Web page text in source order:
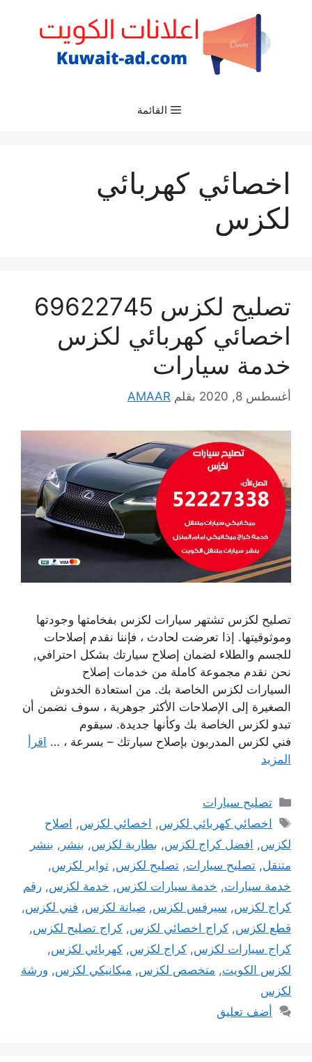
القائمة
اخصائي كهربائي
لكزس
تصليح لكزس 69622745
اخصائي كهربائي لكزس
خدمة سيارات
أغسطس 8, 2020 بقلم AMAAR
تصليح لكزس تشتهر سيارات لكزس بفخامتها وجودتها
وموثوقيتها. إذا تعرضت لحادث ، فإننا نقدم إصلاحات
للجسم والطلاء لضمان إصلاح سيارتك بشكل احترافي,
نحن نقدم مجموعة كاملة من خدمات إصلاح
السيارات لكزس الخاصة بك. من استعادة الخدوش
الصغيرة إلى الإصلاحات الأكثر جوهرية ، سوف نضمن أن
تبدو لكزس الخاصة بك وكأنها جديدة. سيقوم
فني لكزس المدربون بإصلاح سيارتك – بسرعة ، … اقرأ
المزيد
التصنيفات
تصليح سيارات
الوسوم
اخصائي كهربائي لكزس, اخصائي لكزس, اصلاح
لكزس, افضل كراج لكزس, بطارية لكزس, بنشر , بنشر
متنقل, تصليح سيارات, تصليح لكزس, تواير لكزس,
خدمة سيارات, خدمة سيارات لكزس, خدمة لكزس, رقم
كراج لكزس, سيرفس لكزس, صيانة لكزس, فني لكزس,
قطع لكزس, كراج اخصائي لكزس, كراج تصليح لكزس,
كراج سيارات لكزس, كراج لكزس, كهربائي لكزس,
لكزس الكويت, متخصص لكزس, ميكانيكي لكزس, ورشة
لكزس
أضف تعليق